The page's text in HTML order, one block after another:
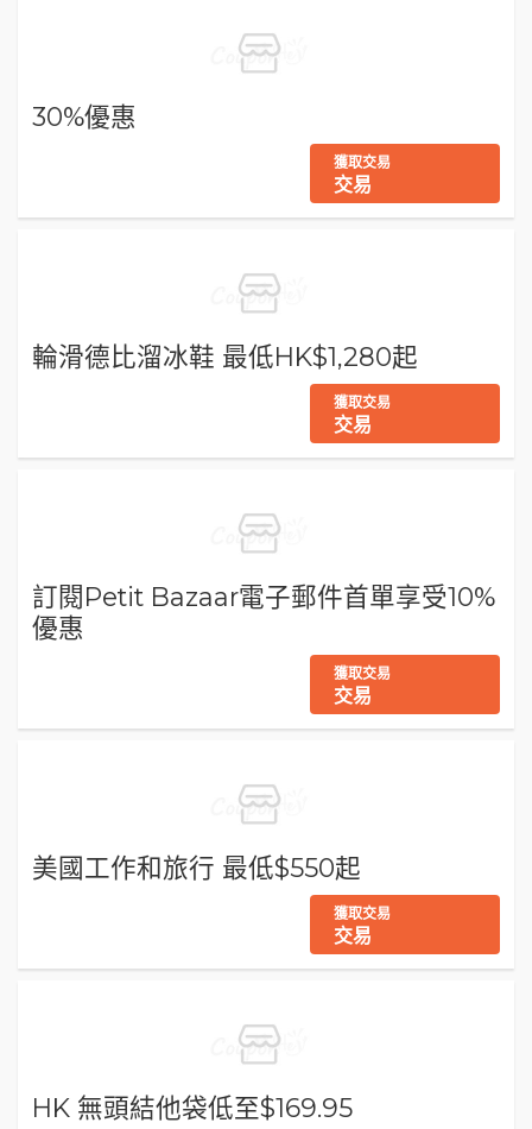
30%優惠
獲取交易
交易
輪滑德比溜冰鞋 最低HK$1,280起
獲取交易
交易
訂閱Petit Bazaar電子郵件首單享受10%
優惠
獲取交易
交易
美國工作和旅行 最低$550起
獲取交易
交易
HK 無頭結他袋低至$169.95